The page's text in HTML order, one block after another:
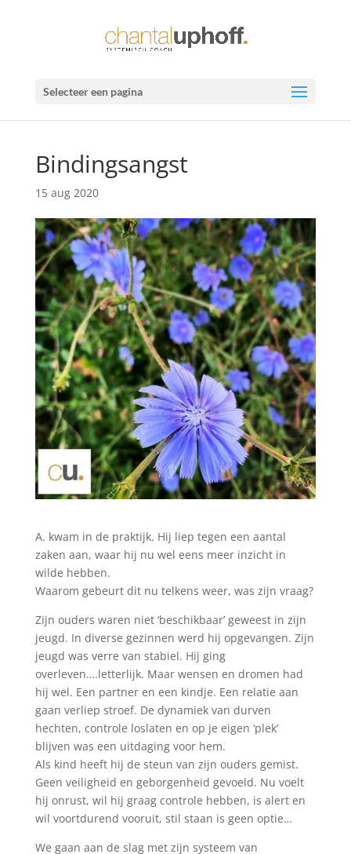
Selecteer een pagina
Bindingsangst
15 aug 2020
A. kwam in de praktijk. Hij liep tegen een aantal
zaken aan, waar hij nu wel eens meer inzicht in
wilde hebben.
Waarom gebeurt dit nu telkens weer, was zijn vraag?
Zijn ouders waren niet ‘beschikbaar’ geweest in zijn
jeugd. In diverse gezinnen werd hij opgevangen. Zijn
jeugd was verre van stabiel. Hij ging
overleven….letterlijk. Maar wensen en dromen had
hij wel. Een partner en een kindje. Een relatie aan
gaan verliep stroef. De dynamiek van durven
hechten, controle loslaten en op je eigen ‘plek’
blijven was een uitdaging voor hem.
Als kind heeft hij de steun van zijn ouders gemist.
Geen veiligheid en geborgenheid gevoeld. Nu voelt
hij onrust, wil hij graag controle hebben, is alert en
wil voortdurend vooruit, stil staan is geen optie…
We gaan aan de slag met zijn systeem van